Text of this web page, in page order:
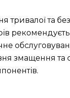
тривалої та
змащення та